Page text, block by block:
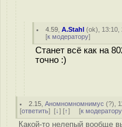
4.59 ,A.Stahl (ok), 13:10,
[к модератору]
Станет всё как на
точно :)
2.15 ,Аномномномнимус (?),
[ответить] [↓] [↑] [к модератору
Какой-то нелепый вообще